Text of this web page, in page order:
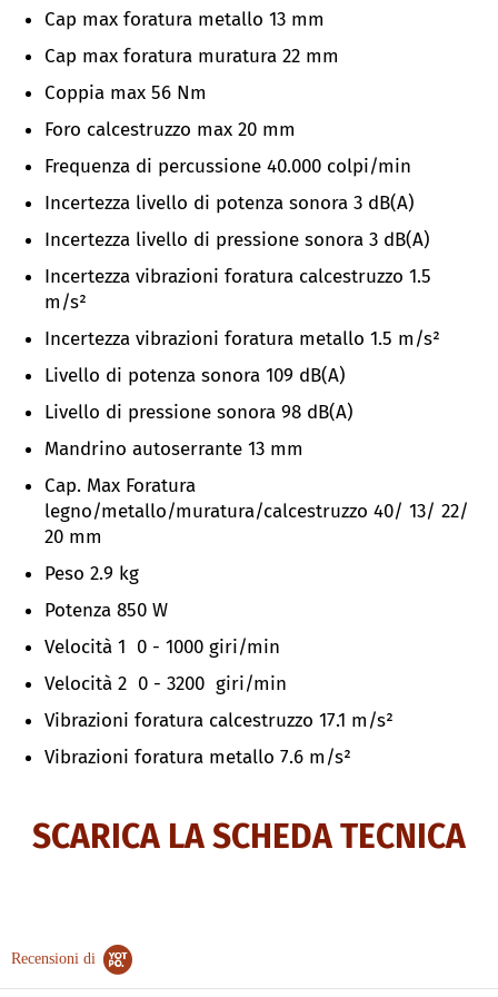
Cap max foratura metallo 13 mm
Cap max foratura muratura 22 mm
Coppia max 56 Nm
Foro calcestruzzo max 20 mm
Frequenza di percussione 40.000 colpi/min
Incertezza livello di potenza sonora 3 dB(A)
Incertezza livello di pressione sonora 3 dB(A)
Incertezza vibrazioni foratura calcestruzzo 1.5
m/s²
Incertezza vibrazioni foratura metallo 1.5 m/s²
Livello di potenza sonora 109 dB(A)
Livello di pressione sonora 98 dB(A)
Mandrino autoserrante 13 mm
Cap. Max Foratura
legno/metallo/muratura/calcestruzzo 40/ 13/ 22/
20 mm
Peso 2.9 kg
Potenza 850 W
Velocità 1 0 - 1000 giri/min
Velocità 2 0 - 3200 giri/min
Vibrazioni foratura calcestruzzo 17.1 m/s²
Vibrazioni foratura metallo 7.6 m/s²
SCARICA LA SCHEDA TECNICA
Recensioni di